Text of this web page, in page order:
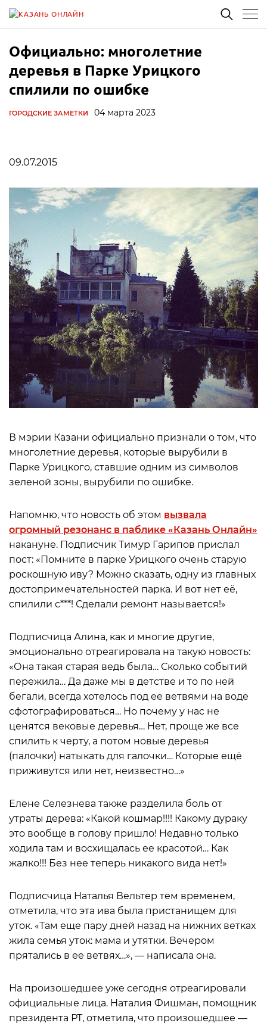
Официально: многолетние
деревья в Парке Урицкого
спилили по ошибке
ГОРОДСКИЕ ЗАМЕТКИ 04 марта 2023
09.07.2015
В мэрии Казани официально признали о том, что
многолетние деревья, которые вырубили в
Парке Урицкого, ставшие одним из символов
зеленой зоны, вырубили по ошибке.
Напомню, что новость об этом вызвала
огромный резонанс в паблике «Казань Онлайн»
накануне. Подписчик Тимур Гарипов прислал
пост: «Помните в парке Урицкого очень старую
роскошную иву? Можно сказать, одну из главных
достопримечательностей парка. И вот нет её,
спилили с***! Сделали ремонт называется!»
Подписчица Алина, как и многие другие,
эмоционально отреагировала на такую новость:
«Она такая старая ведь была… Сколько событий
пережила… Да даже мы в детстве и то по ней
бегали, всегда хотелось под ее ветвями на воде
сфотографироваться… Но почему у нас не
ценятся вековые деревья… Нет, проще же все
спилить к черту, а потом новые деревья
(палочки) натыкать для галочки… Которые ещё
приживутся или нет, неизвестно…»
Елене Селезнева также разделила боль от
утраты дерева: «Какой кошмар!!!! Какому дураку
это вообще в голову пришло! Недавно только
ходила там и восхищалась ее красотой… Как
жалко!!! Без нее теперь никакого вида нет!»
Подписчица Наталья Вельтер тем временем,
отметила, что эта ива была пристанищем для
уток. «Там еще пару дней назад на нижних ветках
жила семья уток: мама и утятки. Вечером
прятались в ее ветвях…», — написала она.
На произошедшее уже сегодня отреагировали
официальные лица. Наталия Фишман, помощник
президента РТ, отметила, что произошедшее —